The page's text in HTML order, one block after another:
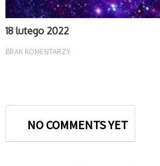
18 lutego 2022
BRAK KOMENTARZY
NO COMMENTS YET